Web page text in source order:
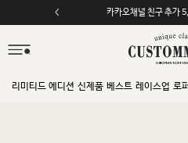
카카오채널 친구 추가
리미티드 에디션 신제품 베스트 레이스업 로퍼